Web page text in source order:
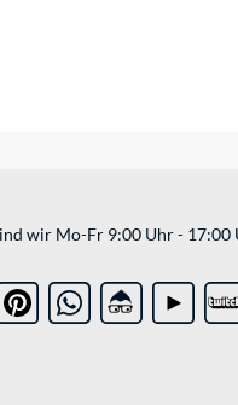
wir Mo-Fr 9:00 Uhr - 17:00